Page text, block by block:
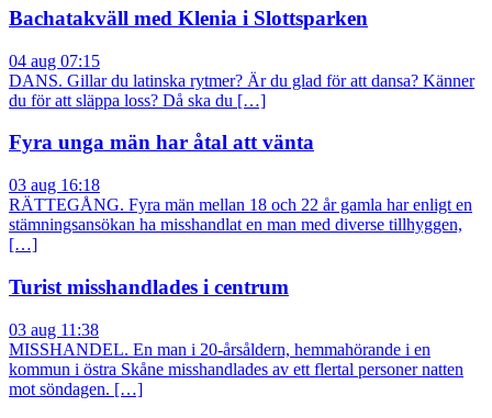
Bachatakväll med Klenia i Slottsparken
04 aug 07:15
DANS. Gillar du latinska rytmer? Är du glad för att dansa? Känner
du för att släppa loss? Då ska du […]
Fyra unga män har åtal att vänta
03 aug 16:18
RÄTTEGÅNG. Fyra män mellan 18 och 22 år gamla har enligt en
stämningsansökan ha misshandlat en man med diverse tillhyggen,
[…]
Turist misshandlades i centrum
03 aug 11:38
MISSHANDEL. En man i 20-årsåldern, hemmahörande i en
kommun i östra Skåne misshandlades av ett flertal personer natten
mot söndagen. […]